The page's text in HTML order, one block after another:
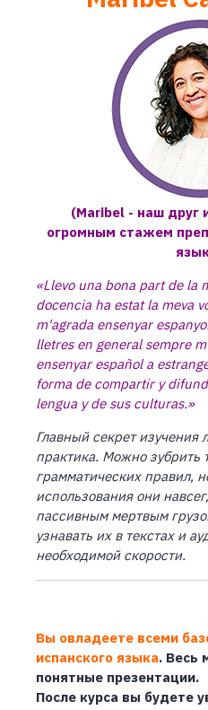
(Маribel - наш друг
огромным стажем
«Llevo una bona part de la
docencia ha estat la meva
m'agrada ensenyar
lletres en general sempre
ensenyar español a
forma de compartir y
lengua y de sus culturas.»
Главный секрет изучения
практика. Можно зубрить
грамматических правил,
использования они
пассивным мертвым
узнавать их в текстах и
необходимой скорости.
Вы овладеете всеми
испанского языка. Весь
понятные презентации.
После курса вы будете